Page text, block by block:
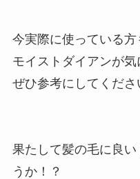
今実際に使っている方
モイストダイアンが
ぜひ参考にしてくださ
果たして髪の毛に良
うか！？